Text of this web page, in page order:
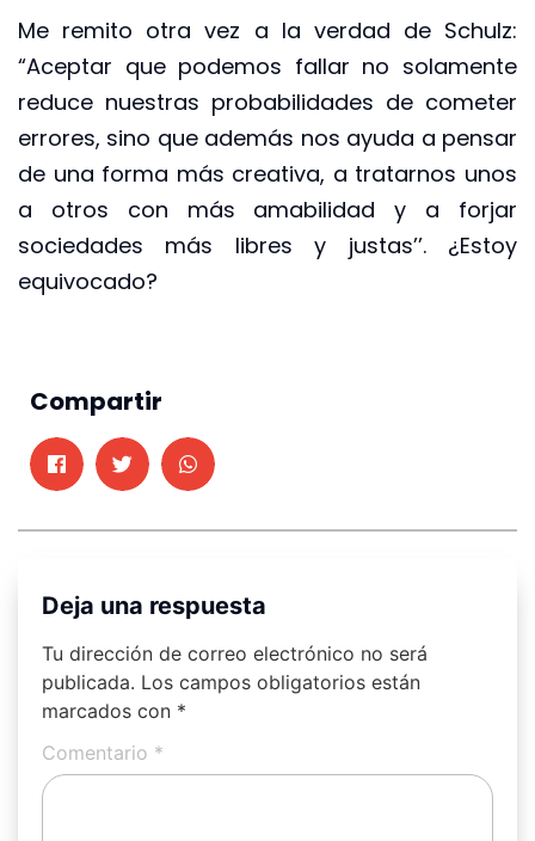
Me remito otra vez a la verdad de Schulz:
“Aceptar que podemos fallar no solamente
reduce nuestras probabilidades de cometer
errores, sino que además nos ayuda a pensar
de una forma más creativa, a tratarnos unos
a otros con más amabilidad y a forjar
sociedades más libres y justas’’. ¿Estoy
equivocado?
Compartir
Deja una respuesta
Tu dirección de correo electrónico no será
publicada. Los campos obligatorios están
marcados con *
Comentario *